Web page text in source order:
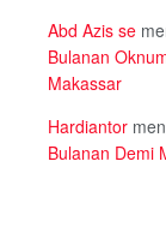
Abd Azis se
Bulanan
Makassar
Hardiantor
Bulanan Demi